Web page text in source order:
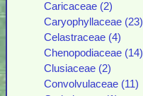
Caricaceae (2)
Caryophyllaceae (23)
Celastraceae (4)
Chenopodiaceae (14)
Clusiaceae (2)
Convolvulaceae (11)